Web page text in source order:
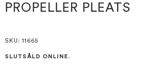
slutet
av
början
avPROPELLER PLEATS
SKU : 11665
SLUTSÅLD ONLINE.